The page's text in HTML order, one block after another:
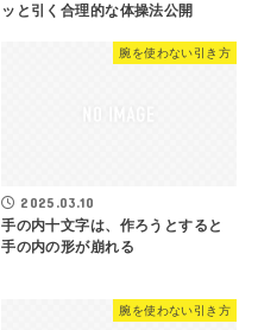
ッと引く合理的な体操法公開
腕を使わない引き方
2025.03.10
手の内十文字は、作ろうとすると
手の内の形が崩れる
腕を使わない引き方